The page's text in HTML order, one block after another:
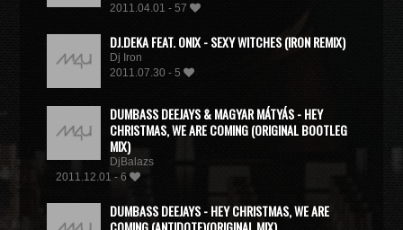
2011.04.01 - 57
DJ.DEKA FEAT. ONIX - SEXY WITCHES (IRON REMIX)
Dj Iron
2011.07.30 - 5
DUMBASS DEEJAYS & MAGYAR MÁTYÁS - HEY
CHRISTMAS, WE ARE COMING (ORIGINAL BOOTLEG
MIX)
DjBalazs
2011.12.01 - 6
DUMBASS DEEJAYS - HEY CHRISTMAS, WE ARE